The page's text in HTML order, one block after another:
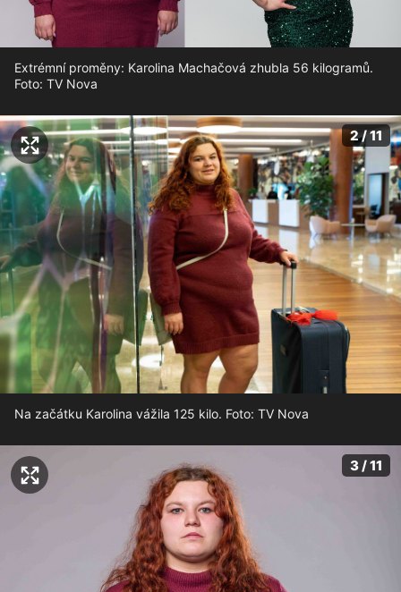
Extrémní proměny: Karolina Machačová zhubla 56 kilogramů.
Foto: TV Nova
2 / 11
Na začátku Karolina vážila 125 kilo. Foto: TV Nova
3 / 11